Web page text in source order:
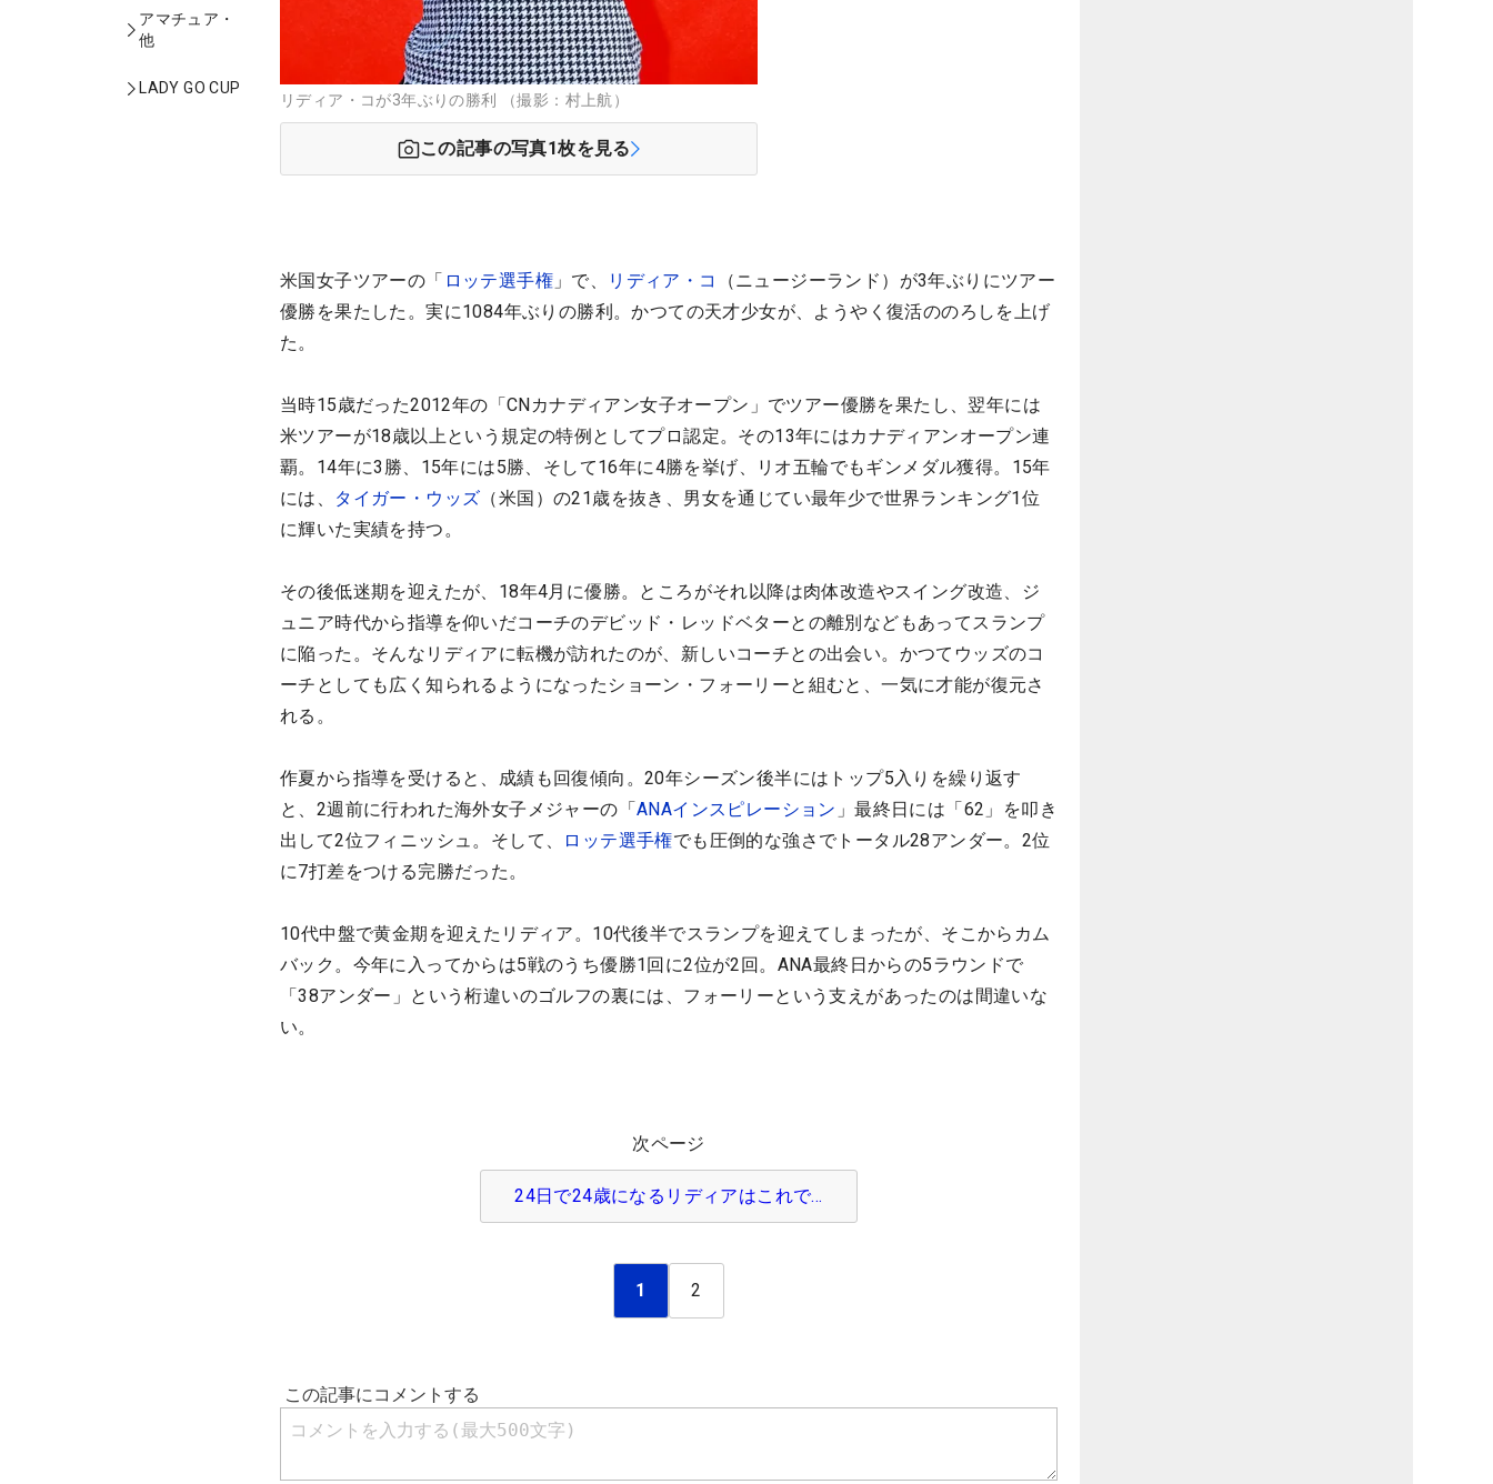
アマチュア・
他
LADY GO CUP
リディア・コが3年ぶりの勝利 （撮影：村上航）
この記事の写真1枚を見る
米国女子ツアーの「 ロッテ選手権 」で、 リディア・コ
（ニュージーランド）が3年ぶりにツアー
優勝を果たした。実に1084年ぶりの勝利。かつての天才少女が、ようやく復活ののろしを上げ
た。
当時15歳だった2012年の「CNカナディアン女子オープン」でツアー優勝を果たし、翌年には
米ツアーが18歳以上という規定の特例としてプロ認定。その13年にはカナディアンオープン連
覇。14年に3勝、15年には5勝、そして16年に4勝を挙げ、リオ五輪でもギンメダル獲得。15年
には、 タイガー・ウッズ （米国）の21歳を抜き、男女を通じてい最年少で世界ランキング1位
に輝いた実績を持つ。
その後低迷期を迎えたが、18年4月に優勝。ところがそれ以降は肉体改造やスイング改造、ジ
ュニア時代から指導を仰いだコーチのデビッド・レッドベターとの離別などもあってスランプ
に陥った。そんなリディアに転機が訪れたのが、新しいコーチとの出会い。かつてウッズのコ
ーチとしても広く知られるようになったショーン・フォーリーと組むと、一気に才能が復元さ
れる。
作夏から指導を受けると、成績も回復傾向。20年シーズン後半にはトップ5入りを繰り返す
と、2週前に行われた海外女子メジャーの「ANAインスピレーション 」最終日には「62」を叩き
出して2位フィニッシュ。そして、
ロッテ選手権でも圧倒的な強さでトータル28アンダー。2位
に7打差をつける完勝だった。
10代中盤で黄金期を迎えたリディア。10代後半でスランプを迎えてしまったが、そこからカム
バック。今年に入ってからは5戦のうち優勝1回に2位が2回。ANA最終日からの5ラウンドで
「38アンダー」という桁違いのゴルフの裏には、フォーリーという支えがあったのは間違いな
い。
次ページ
24日で24歳になるリディアはこれで…
1 2